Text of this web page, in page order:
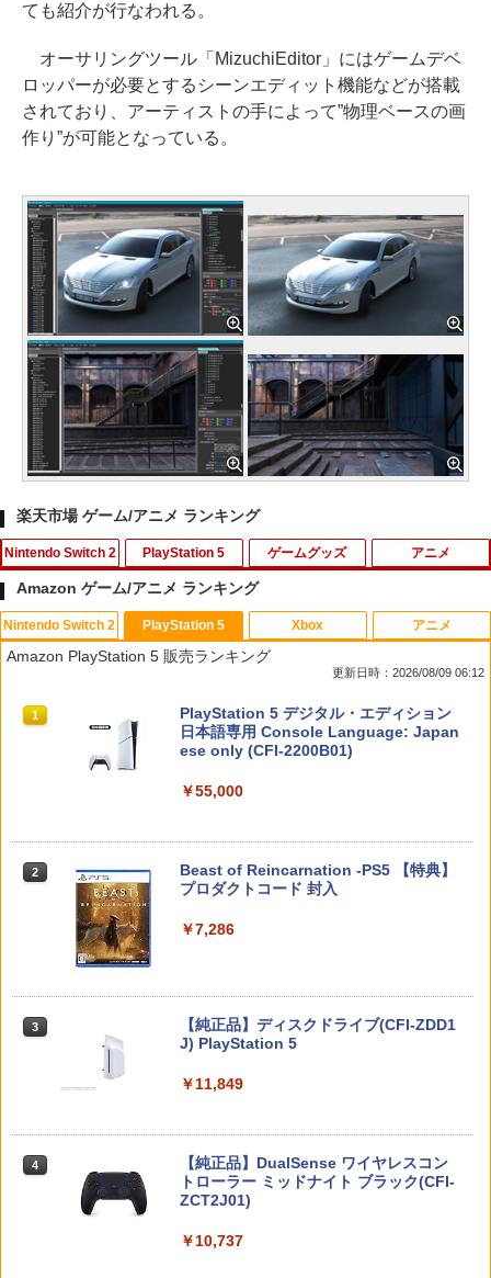
ても紹介が行なわれる。
オーサリングツール「MizuchiEditor」にはゲームデベ
ロッパーが必要とするシーンエディット機能などが搭載
されており、アーティストの手によって”物理ベースの画
作り”が可能となっている。
楽天市場 ゲーム/アニメ ランキング
Nintendo Switch 2
1
Switch2 保護フィルム スイッチ2 保護フ
ィルム switch2 フィルム Switch2 ガラ
スフィルム スイッチ2 フィルム ガイド
アクセサリー Nintendo Switch2 ケース
可 透明 ブルーライト カット 99％ FIRM
E
￥1,000
2
Nintendo Switch2 ケース EVA キャリン
グケース 耐衝撃 大容量収納 Switch 保護
チ2 収納バッグ キャリーケース 保護 ゲ
60W急速充電 TVモード対応 両端Type-C
ォン ノートPC その他機器対応
￥2,980
PlayStation 5
1
【楽天ブックス限定特典+特典】空の軌
跡 the 2nd PS5版(DLCチラシ：NEOブ
レイサー・アガット+【早期購入外付特
￥7,480
月19日)(【初回購入封入特典】ヴィンテ
ージ・バイスシティパック)
￥8,329
メント 【PS5】ディスクドライブ [CFI-Z
DD1J PS5 ディスクドライブ]
￥11,980
4
【新品】【PS5HD】NOLVA Mechanical
All-Button ArcadeController for PlayS
tation5／Windows PC[在庫品]
￥14,660
ゲームグッズ アニメ
Amazon ゲーム/アニメ ランキング
Nintendo Switch 2
1
スプラトゥーン レイダース|オンライン
コード版
2 スプラトゥーン レイダース -Switch2
3 Nintendo Switch 2(日本語・国内専用)
4
ニンテンドープリペイド番号 9000円|オ
ンラインコード版
PlayStation 5
Amazon PlayStation 5 販売ランキング
更新日時：2026/08/09 06:12
1
PlayStation 5 デジタル・エディション
日本語専用 Console Language: Japan
ese only (CFI-2200B01)
￥55,000
2
Beast of Reincarnation -PS5 【特典】
プロダクトコード 封入
￥7,286
3
【純正品】ディスクドライブ(CFI-ZDD1
J) PlayStation 5
￥11,849
4
【純正品】DualSense ワイヤレスコン
トローラー ミッドナイト ブラック(CFI-
ZCT2J01)
￥10,737
Xbox アニメ